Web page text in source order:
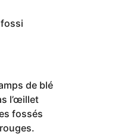
de blé
l’œillet
fossés